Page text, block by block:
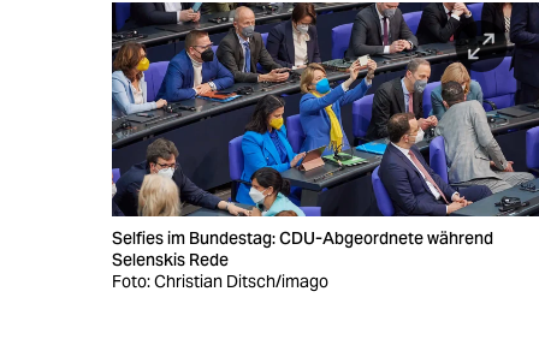
wahrheit
veranstaltungen
Selfies im Bundestag: CDU-Abgeordnete während
Selenskis Rede
Foto: Christian Ditsch/imago